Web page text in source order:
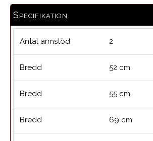
Specifikation
Antal armstöd 2
Bredd 52 cm
Bredd 55 cm
Bredd 69 cm